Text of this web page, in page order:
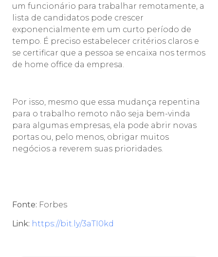
um funcionário para trabalhar remotamente, a
lista de candidatos pode crescer
exponencialmente em um curto período de
tempo. É preciso estabelecer critérios claros e
se certificar que a pessoa se encaixa nos termos
de home office da empresa.
Por isso, mesmo que essa mudança repentina
para o trabalho remoto não seja bem-vinda
para algumas empresas, ela pode abrir novas
portas ou, pelo menos, obrigar muitos
negócios a reverem suas prioridades.
Fonte: Forbes
Link: https://bit.ly/3aTI0kd